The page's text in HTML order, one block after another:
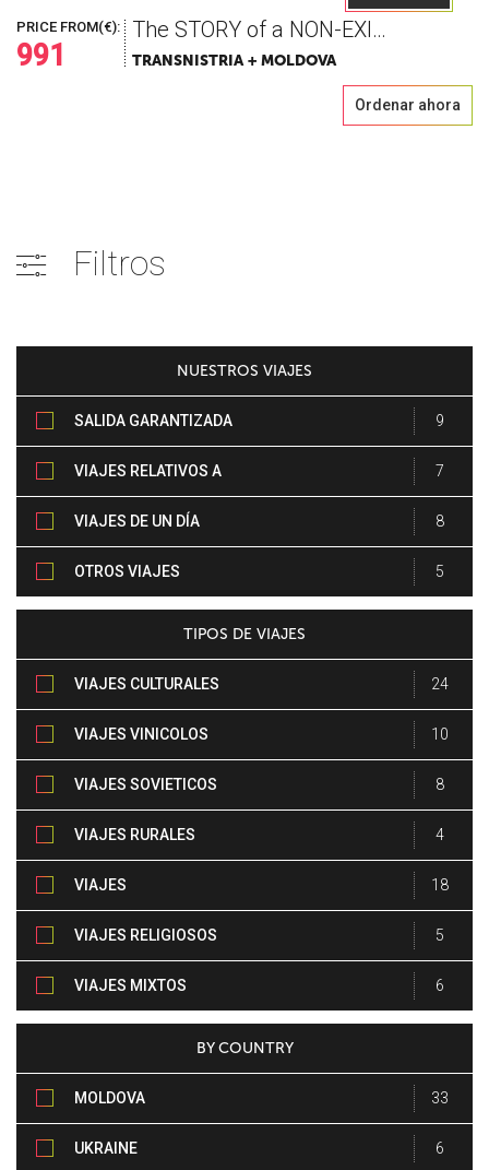
PRICE FROM(€):
991
The STORY of a NON-EXISTING country
TRANSNISTRIA + MOLDOVA
Ordenar ahora
Filtros
NUESTROS VIAJES
SALIDA GARANTIZADA 9
VIAJES RELATIVOS A
EVENTOS
7
VIAJES DE UN DÍA
ENTERO
8
OTROS VIAJES 5
TIPOS DE VIAJES
VIAJES CULTURALES 24
VIAJES VINICOLOS 10
VIAJES SOVIETICOS 8
VIAJES RURALES 4
VIAJES
PATRIMONIALES
18
VIAJES RELIGIOSOS 5
VIAJES MIXTOS 6
BY COUNTRY
MOLDOVA 33
UKRAINE 6